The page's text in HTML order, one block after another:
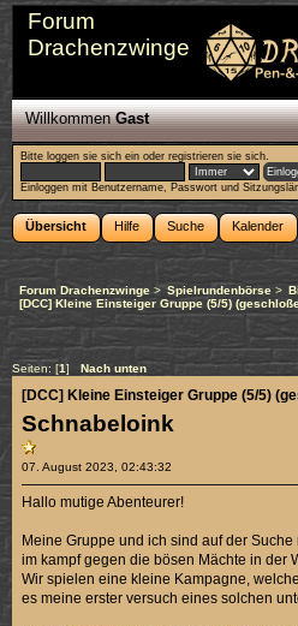
Forum
Drachenzwinge
WillkommenGast
Bitte loggen sie sich ein oderregistrieren sie sich.
Einloggen mit Benutzername, Passwort und
Übersicht Hilfe Suche Kalender
Forum Drachenzwinge > Spielrundenbörse>
[DCC] Kleine Einsteiger Gruppe (5/5)
Seiten: [1] Nach unten
Schnabeloink
07. August 2023, 02:43:32
[DCC] Kleine Einsteiger Gruppe (5/5)
Hallo mutige Abenteurer!
Meine Gruppe und ich sind auf der
im kampf gegen die bösen Mächte in der
Wir spielen eine kleine Kampagne,
es meine erster versuch eines solchen